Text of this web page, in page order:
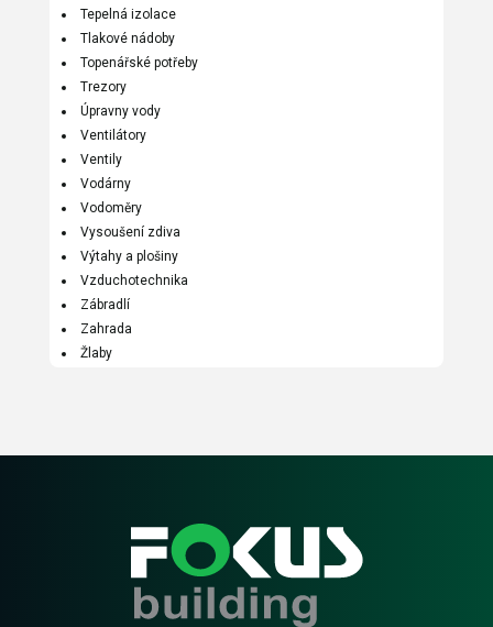
Tepelná izolace
Tlakové nádoby
Topenářské potřeby
Trezory
Úpravny vody
Ventilátory
Ventily
Vodárny
Vodoměry
Vysoušení zdiva
Výtahy a plošiny
Vzduchotechnika
Zábradlí
Zahrada
Žlaby